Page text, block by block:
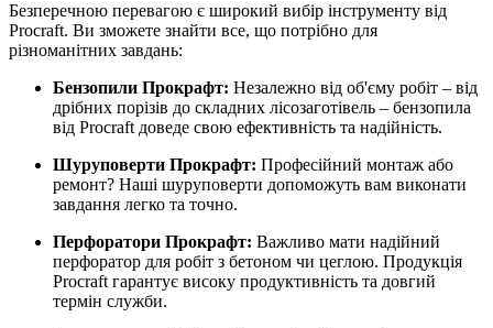
Безперечною перевагою є широкий вибір інструменту від
Procraft. Ви зможете знайти все, що потрібно для
різноманітних завдань:
Бензопили Прокрафт: Незалежно від об'єму робіт – від
дрібних порізів до складних лісозаготівель – бензопила
від Procraft доведе свою ефективність та надійність.
Шуруповерти Прокрафт: Професійний монтаж або
ремонт? Наші шуруповерти допоможуть вам виконати
завдання легко та точно.
Перфоратори Прокрафт: Важливо мати надійний
перфоратор для робіт з бетоном чи цеглою. Продукція
Procraft гарантує високу продуктивність та довгий
термін служби.